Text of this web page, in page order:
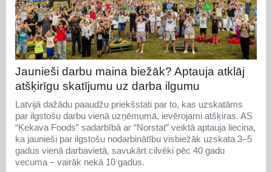
Jaunieši darbu maina biežāk? Aptauja atklāj
atšķirīgu skatījumu uz darba ilgumu
Latvijā dažādu paaudžu priekšstati par to, kas uzskatāms
par ilgstošu darbu vienā uzņēmumā, ievērojami atšķiras. AS
“Ķekava Foods” sadarbībā ar “Norstat” veiktā aptauja liecina,
ka jaunieši par ilgstošu nodarbinātību visbiežāk uzskata 3–5
gadus vienā darbavietā, savukārt cilvēki pēc 40 gadu
vecuma – vairāk nekā 10 gadus.